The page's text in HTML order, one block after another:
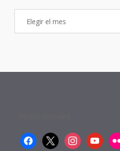
facebook
x instagramyoutubeflickr